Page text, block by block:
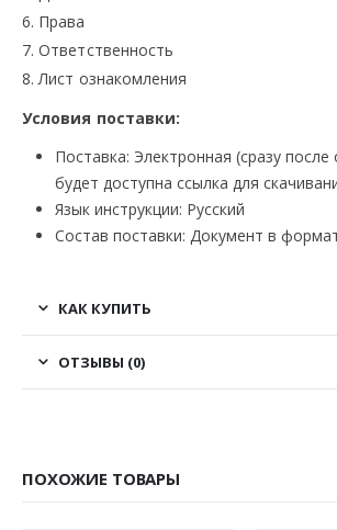
6. Права
7. Ответственность
8. Лист ознакомления
Условия поставки:
Поставка: Электронная (сразу
будет доступна ссылка для
Язык инструкции: Русский
Состав поставки: Документ в
КАК КУПИТЬ
ОТЗЫВЫ (0)
ПОХОЖИЕ ТОВАРЫ